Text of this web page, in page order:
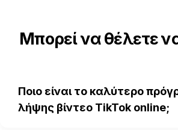
Μπορεί να θέλετε
Ποιο είναι το καλύτερο
λήψης βίντεο TikTok online;